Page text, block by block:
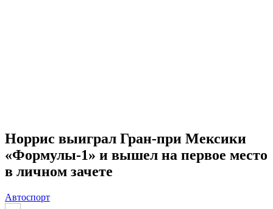
Норрис выиграл Гран‑при Мексики
«Формулы‑1» и вышел на первое место
в личном зачете
Автоспорт